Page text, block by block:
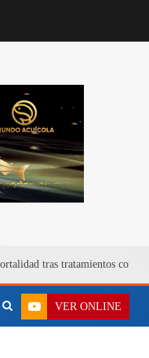
tras tratamientos
VER ONLINE